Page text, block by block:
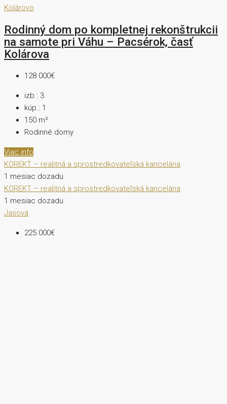
Kolárovo
Rodinný dom po kompletnej rekonštrukcii
na samote pri Váhu – Pacsérok, časť
Kolárova
128 000€
izb.: 3
kúp.: 1
150 m²
Rodinné domy
Viac info
KOREKT – realitná a sprostredkovateľská kancelária
1 mesiac dozadu
KOREKT – realitná a sprostredkovateľská kancelária
1 mesiac dozadu
Jasová
225 000€